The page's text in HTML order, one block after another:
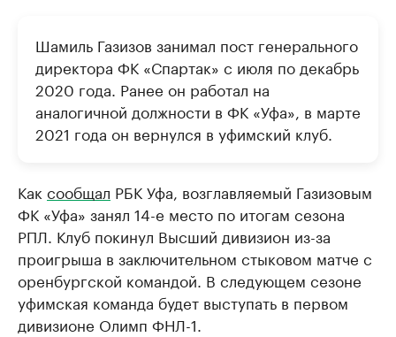
Шамиль Газизов занимал пост генерального
директора ФК «Спартак» с июля по декабрь
2020 года. Ранее он работал на
аналогичной должности в ФК «Уфа», в марте
2021 года он вернулся в уфимский клуб.
Как сообщал РБК Уфа, возглавляемый Газизовым
ФК «Уфа» занял 14-е место по итогам сезона
РПЛ. Клуб покинул Высший дивизион из-за
проигрыша в заключительном стыковом матче с
оренбургской командой. В следующем сезоне
уфимская команда будет выступать в первом
дивизионе Олимп ФНЛ-1.